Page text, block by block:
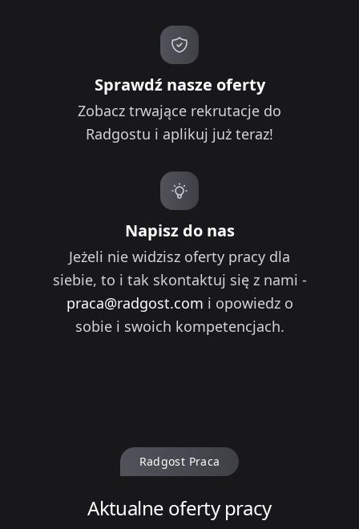
Sprawdź nasze oferty
Zobacz trwające rekrutacje do
Radgostu i aplikuj już teraz!
Napisz do nas
Jeżeli nie widzisz oferty pracy dla
siebie, to i tak skontaktuj się z nami -
praca@radgost.com i opowiedz o
sobie i swoich kompetencjach.
Radgost Praca
Aktualne oferty pracy